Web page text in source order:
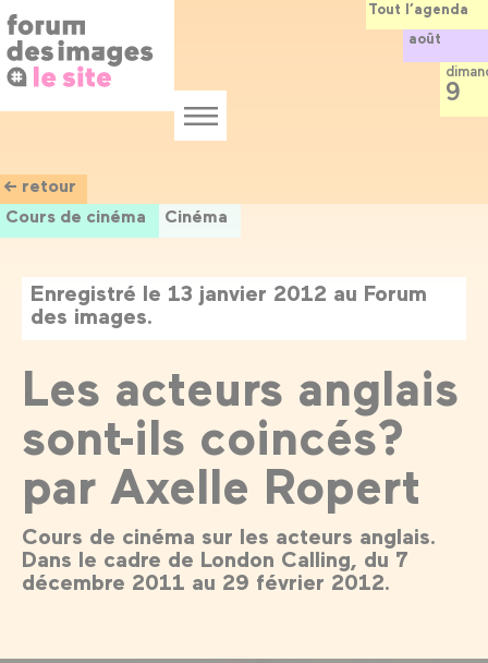
au
contenu
principal
Menu
← retour
Cours de cinéma
Cinéma
Enregistré le 13 janvier 2012 au Forum
des images.
Les acteurs anglais
sont-ils coincés?
par Axelle Ropert
Cours de cinéma sur les acteurs anglais.
Dans le cadre de London Calling, du 7
décembre 2011 au 29 février 2012.
Tout l’agenda
août
9